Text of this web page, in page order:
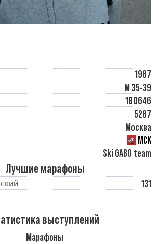
1987
М 35-39
180646
5287
Москва
МСК
Ski GABO team
Лучшие марафоны
131
выступлений
Марафоны